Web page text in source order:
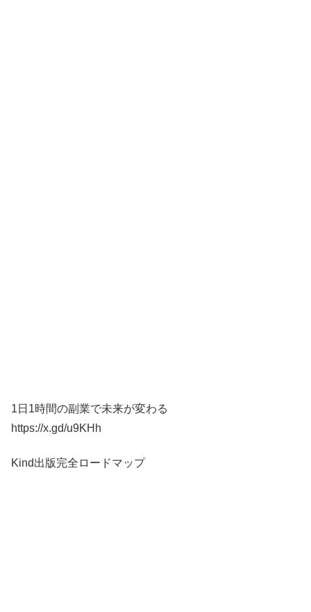
1日1時間の副業で未来が変わる
https://x.gd/u9KHh
Kind出版完全ロードマップ